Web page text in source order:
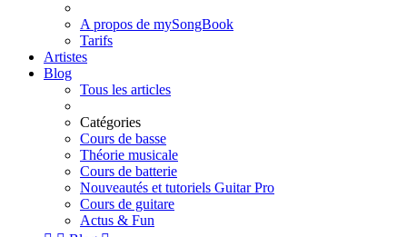
A propos de mySongBook
Tarifs
Artistes
Blog
Tous les articles
Catégories
Cours de basse
Théorie musicale
Cours de batterie
Nouveautés et tutoriels Guitar Pro
Cours de guitare
Actus & Fun